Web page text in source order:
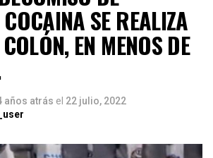
SE REALIZA
EN MENOS DE
años atrás el 22 julio, 2022